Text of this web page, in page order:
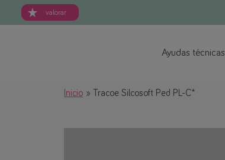
valorar
Ayudas técnicas
Inicio Tracoe Silcosoft Ped PL-C*